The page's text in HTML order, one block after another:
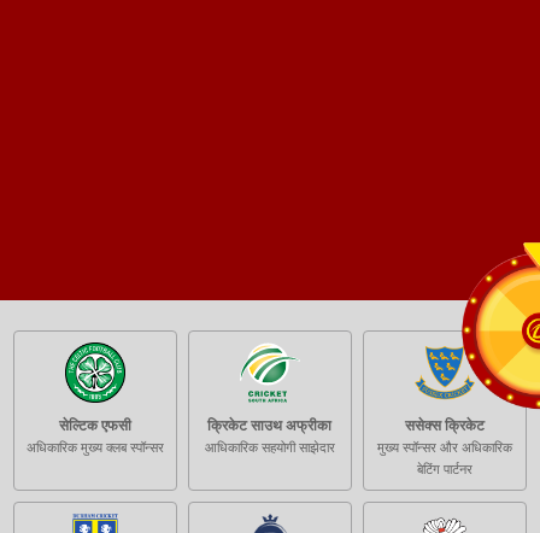
सेल्टिक एफसी
अधिकारिक मुख्य क्लब स्पॉन्सर
क्रिकेट साउथ अफ्रीका
आधिकारिक सहयोगी साझेदार
ससेक्स क्रिकेट
मुख्य स्पॉन्सर और अधिकारिक
बेटिंग पार्टनर